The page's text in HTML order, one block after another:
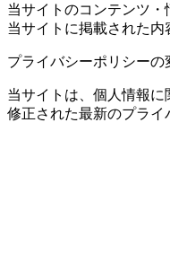
当サイトのコンテンツ
当サイトに掲載された内
プライバシーポリシーの
当サイトは、個人情報に
修正された最新のプライ